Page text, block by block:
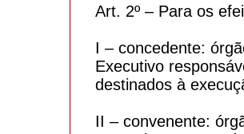
Art. 2º – Para os
I – concedente:
Executivo
destinados à
II – convenente: